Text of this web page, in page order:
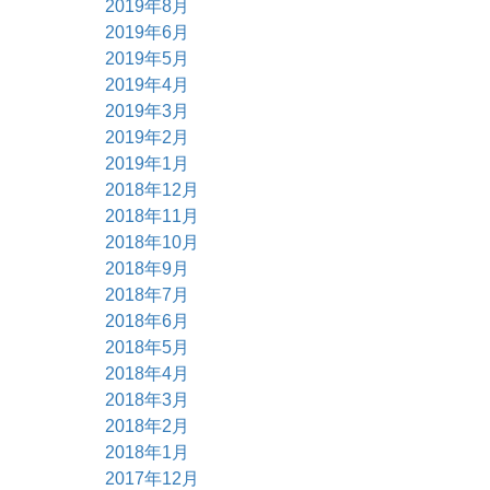
2019年8月
2019年6月
2019年5月
2019年4月
2019年3月
2019年2月
2019年1月
2018年12月
2018年11月
2018年10月
2018年9月
2018年7月
2018年6月
2018年5月
2018年4月
2018年3月
2018年2月
2018年1月
2017年12月